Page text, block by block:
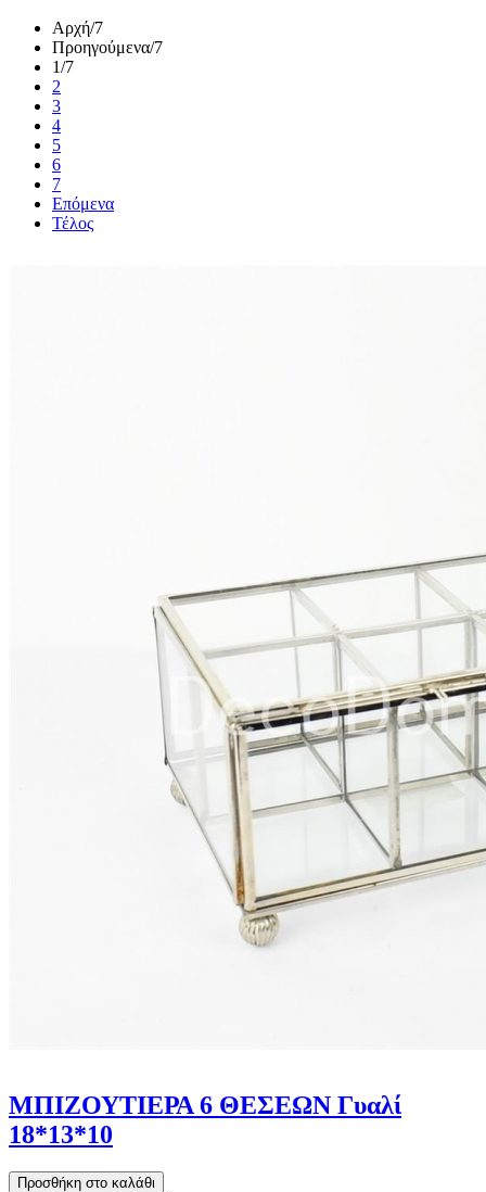
Αρχή/7
Προηγούμενα/7
1/7
2
3
4
5
6
7
Επόμενα
Τέλος
ΜΠΙΖΟΥΤΙΕΡΑ 6 ΘΕΣΕΩΝ Γυαλί
18*13*10